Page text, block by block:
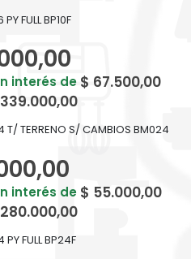
FULL BP10F
interés de $ 67.500,00
339.000,00
T/ TERRENO S/ CAMBIOS BM024
interés de $ 55.000,00
280.000,00
PY FULL BP24F